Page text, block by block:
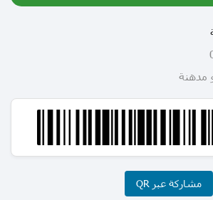
مدهنة
مشاركة عبر QR